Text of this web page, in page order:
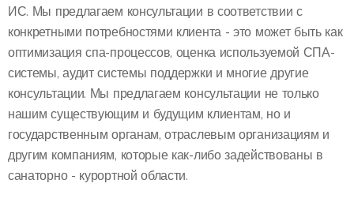
ИС. Мы предлагаем консультации в соответствии с
конкретными потребностями клиента - это может быть как
оптимизация спа-процессов, оценка используемой СПА-
системы, аудит системы поддержки и многие другие
консультации. Мы предлагаем консультации не только
нашим существующим и будущим клиентам, но и
государственным органам, отраслевым организациям и
другим компаниям, которые как-либо задействованы в
санаторно - курортной области.